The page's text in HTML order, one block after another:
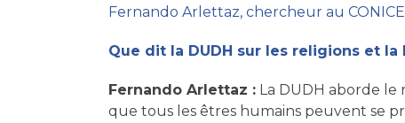
Fernando Arlettaz, chercheur au
Que dit la DUDH sur les religions et
Fernando Arlettaz : La DUDH aborde le
que tous les êtres humains peuvent se